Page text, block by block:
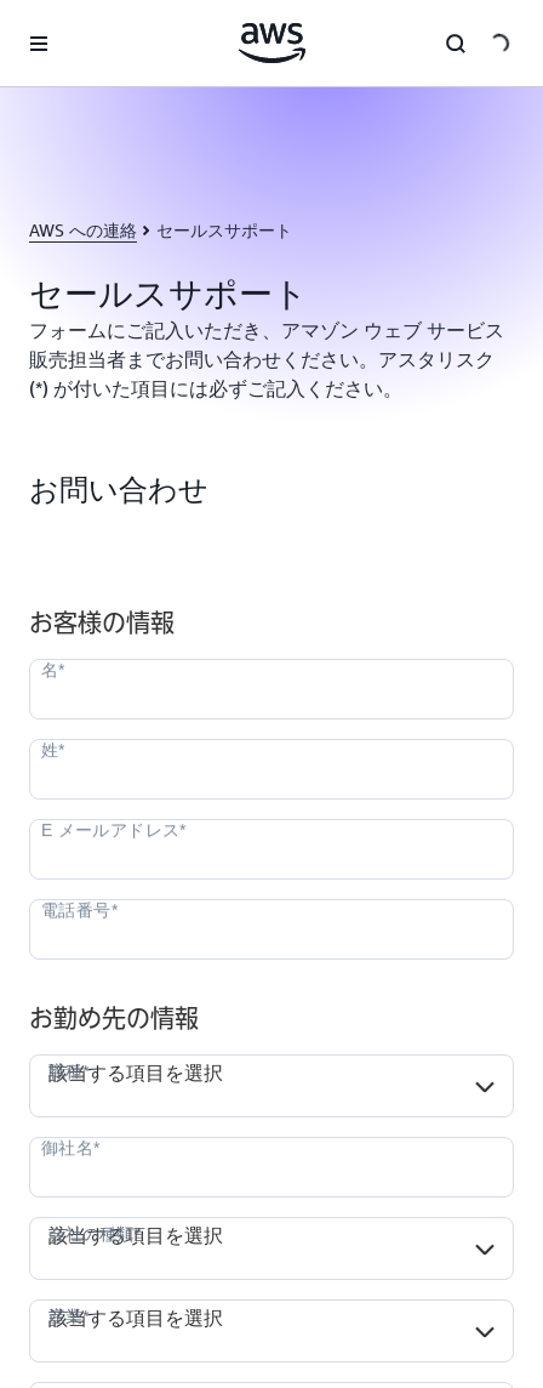
AWS への連絡 セールスサポート
セールスサポート
フォームにご記入いただき、アマゾン ウェブ サービス
販売担当者までお問い合わせください。アスタリスク
(*) が付いた項目には必ずご記入ください。
お問い合わせ
お客様の情報
お勤め先の情報
職種*
該当する項目を選択
会社の種類*
該当する項目を選択
産業*
該当する項目を選択